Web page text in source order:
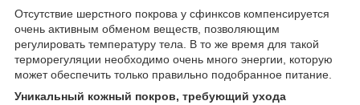
Отсутствие шерстного покрова у сфинксов компенсируется
очень активным обменом веществ, позволяющим
регулировать температуру тела. В то же время для такой
терморегуляции необходимо очень много энергии, которую
может обеспечить только правильно подобранное питание.
Уникальный кожный покров, требующий ухода